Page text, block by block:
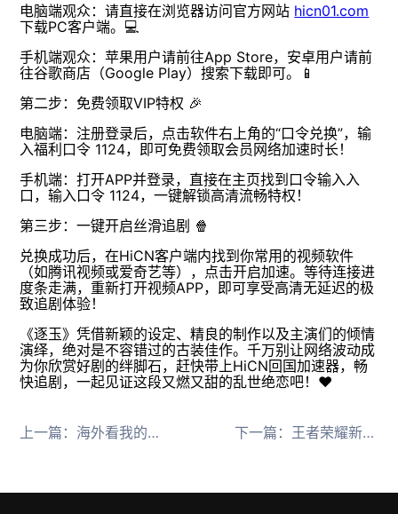
电脑端观众：请直接在浏览器访问官方网站 hicn01.com
下载PC客户端。💻
手机端观众：苹果用户请前往App Store，安卓用户请前
往谷歌商店（Google Play）搜索下载即可。📱
第二步：免费领取VIP特权 🎉
电脑端：注册登录后，点击软件右上角的“口令兑换”，输
入福利口令 1124，即可免费领取会员网络加速时长！
手机端：打开APP并登录，直接在主页找到口令输入入
口，输入口令 1124，一键解锁高清流畅特权！
第三步：一键开启丝滑追剧 🍿
兑换成功后，在HiCN客户端内找到你常用的视频软件
（如腾讯视频或爱奇艺等），点击开启加速。等待连接进
度条走满，重新打开视频APP，即可享受高清无延迟的极
致追剧体验！
《逐玉》凭借新颖的设定、精良的制作以及主演们的倾情
演绎，绝对是不容错过的古装佳作。千万别让网络波动成
为你欣赏好剧的绊脚石，赶快带上HiCN回国加速器，畅
快追剧，一起见证这段又燃又甜的乱世绝恋吧！❤️
上一篇： 海外看我的山与海提示限制用HiCN回国加速器一键畅享优酷追剧 下一篇： 王者荣耀新英雄卢雅那登场！海外玩国服卡顿用HiCN回国加速器畅玩